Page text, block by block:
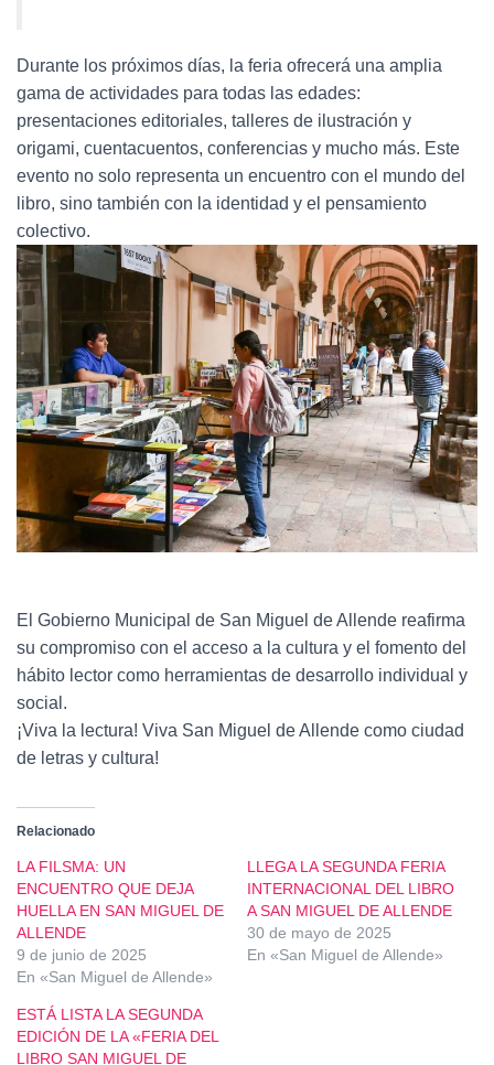
Durante los próximos días, la feria ofrecerá una amplia
gama de actividades para todas las edades:
presentaciones editoriales, talleres de ilustración y
origami, cuentacuentos, conferencias y mucho más. Este
evento no solo representa un encuentro con el mundo del
libro, sino también con la identidad y el pensamiento
colectivo.
El Gobierno Municipal de San Miguel de Allende reafirma
su compromiso con el acceso a la cultura y el fomento del
hábito lector como herramientas de desarrollo individual y
social.
¡Viva la lectura! Viva San Miguel de Allende como ciudad
de letras y cultura!
Relacionado
LA FILSMA: UN
ENCUENTRO QUE DEJA
HUELLA EN SAN MIGUEL DE
ALLENDE
9 de junio de 2025
En «San Miguel de Allende»
LLEGA LA SEGUNDA FERIA
INTERNACIONAL DEL LIBRO
A SAN MIGUEL DE ALLENDE
30 de mayo de 2025
En «San Miguel de Allende»
ESTÁ LISTA LA SEGUNDA
EDICIÓN DE LA «FERIA DEL
LIBRO SAN MIGUEL DE